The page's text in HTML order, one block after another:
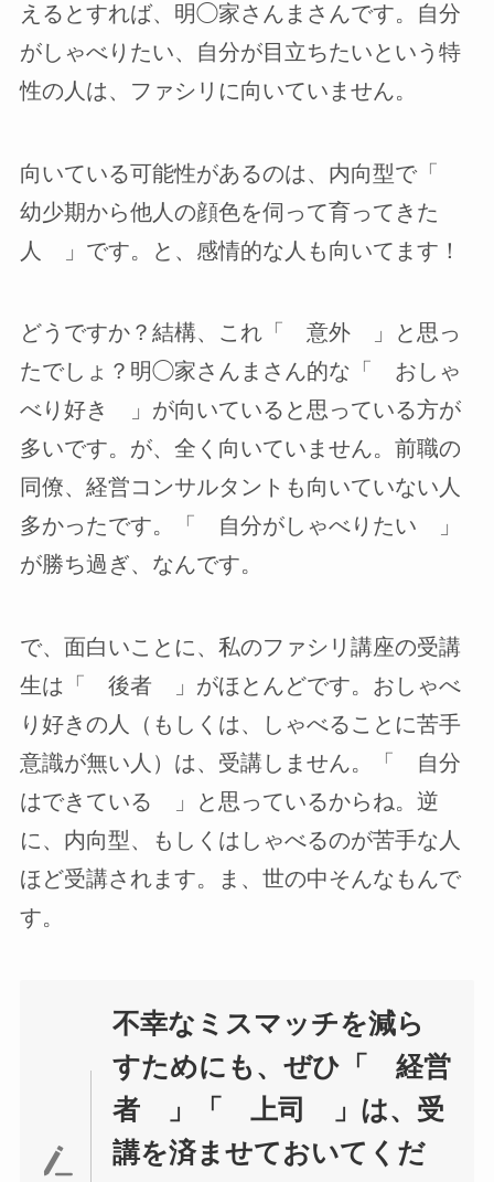
えるとすれば、明◯家さんまさんです。自分
がしゃべりたい、自分が目立ちたいという特
性の人は、ファシリに向いていません。
向いている可能性があるのは、内向型で「
幼少期から他人の顔色を伺って育ってきた
人 」です。と、感情的な人も向いてます！
どうですか？結構、これ「 意外 」と思っ
たでしょ？明◯家さんまさん的な「 おしゃ
べり好き 」が向いていると思っている方が
多いです。が、全く向いていません。前職の
同僚、経営コンサルタントも向いていない人
多かったです。「 自分がしゃべりたい 」
が勝ち過ぎ、なんです。
で、面白いことに、私のファシリ講座の受講
生は「 後者 」がほとんどです。おしゃべ
り好きの人（もしくは、しゃべることに苦手
意識が無い人）は、受講しません。「 自分
はできている 」と思っているからね。逆
に、内向型、もしくはしゃべるのが苦手な人
ほど受講されます。ま、世の中そんなもんで
す。
不幸なミスマッチを減ら
すためにも、ぜひ「 経営
者 」「 上司 」は、受
講を済ませておいてくだ